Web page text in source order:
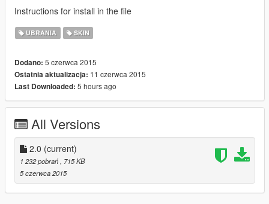
Instructions for install in the file
UBRANIA SKIN
Dodano: 5 czerwca 2015
Ostatnia aktualizacja: 11 czerwca 2015
Last Downloaded: 5 hours ago
All Versions
2.0 (current)
1 232 pobrań
, 715 KB
5 czerwca 2015